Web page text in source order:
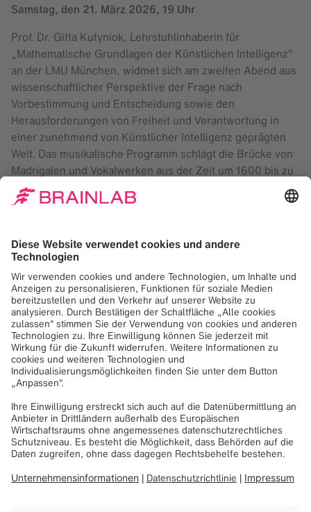
Samstag, den 21. März 2026, 19 Uhr
Prof. Dr. Gitta Kutyniok, Lehrstuhlinhaberin für
„Mathematische Grundlagen der Künstlichen Intelligenz“
an der LMU München, widmet sich am zweiten Abend aus
wissenschaftlicher Perspektive der Frage nach
Vorbestimmung und Entscheidung sowie den
Herausforderungen von Freiheit und Verantwortung in
einer zunehmend von Künstlicher Intelligenz geprägten
Welt. Das musikalische Programm schlägt die Brücke von
Madrigalen und Vokalwerken aus der Zeit um 1600 bis zu
Brett Deans zeitgenössischen Kompositionen für Viola
und Stimme, interpretiert von einem internationalen
3. Themenkonzert – "Ein Problem mit Mary oder Warum
tut überhaupt irgendwer irgendwas?"
Montag, den 23. März 2026, 19 Uhr
Der dritte Abend geht der grundlegenden Frage nach,
warum Menschen überhaupt handeln. Der Literatur- und
Kulturwissenschaftler Prof. Dr. phil. Jan Philipp Reemtsma
nähert sich dem Thema philosophisch und gesellschaftlich
an. Musikalisch spannt sich der Bogen von Robert
Schumanns Vertonungen der Gedichte Maria Stuarts bis
zu Brett Deans eigenen Liedzyklen, die historische Texte
aus heutiger Perspektive reflektieren. Zu hören ist ein
hochkarätig besetztes Kammermusikensemble der
Bayerischen Staatsoper mit Mezzosopran, Streichquartett
und Klavier.